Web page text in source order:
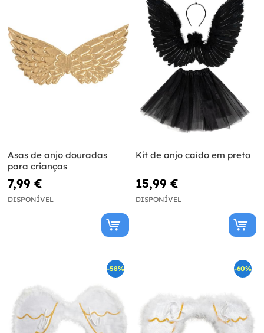
Asas de anjo douradas
para crianças
7,99 €
DISPONÍVEL
Kit de anjo caído em preto
15,99 €
DISPONÍVEL
-58% -60%